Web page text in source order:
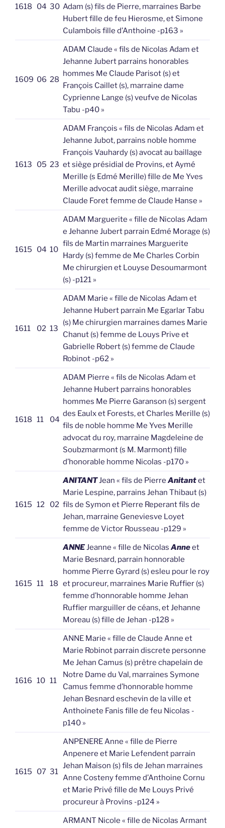
1618 04 30 Adam (s) fils de Pierre, marraines Barbe
Hubert fille de feu Hierosme, et Simone
Culambois fille d’Anthoine -p163 »
1609 06 28
ADAM Claude « fils de Nicolas Adam et
Jehanne Jubert parrains honorables
hommes Me Claude Parisot (s) et
François Caillet (s), marraine dame
Cyprienne Lange (s) veufve de Nicolas
Tabu -p40 »
1613 05 23
ADAM François « fils de Nicolas Adam et
Jehanne Jubot, parrains noble homme
François Vauhardy (s) avocat au baillage
et siège présidial de Provins, et Aymé
Merille (s Edmé Merille) fille de Me Yves
Merille advocat audit siège, marraine
Claude Foret femme de Claude Hanse »
1615 04 10
ADAM Marguerite « fille de Nicolas Adam
e Jehanne Jubert parrain Edmé Morage (s)
fils de Martin marraines Marguerite
Hardy (s) femme de Me Charles Corbin
Me chirurgien et Louyse Desoumarmont
(s) -p121 »
1611 02 13
ADAM Marie « fille de Nicolas Adam et
Jehanne Hubert parrain Me Egarlar Tabu
(s) Me chirurgien marraines dames Marie
Chanut (s) femme de Louys Prive et
Gabrielle Robert (s) femme de Claude
Robinot -p62 »
1618 11 04
ADAM Pierre « fils de Nicolas Adam et
Jehanne Hubert parrains honorables
hommes Me Pierre Garanson (s) sergent
des Eaulx et Forests, et Charles Merille (s)
fils de noble homme Me Yves Merille
advocat du roy, marraine Magdeleine de
Soubzmarmont (s M. Marmont) fille
d’honorable homme Nicolas -p170 »
1615 12 02
ANITANTJean « fils de Pierre Anitantet
Marie Lespine, parrains Jehan Thibaut (s)
fils de Symon et Pierre Reperant fils de
Jehan, marraine Geneviesve Loyet
femme de Victor Rousseau -p129 »
1615 11 18
ANNEJeanne « fille de Nicolas Anneet
Marie Besnard, parrain honnorable
homme Pierre Gyrard (s) esleu pour le roy
et procureur, marraines Marie Ruffier (s)
femme d’honnorable homme Jehan
Ruffier marguiller de céans, et Jehanne
Moreau (s) fille de Jehan -p128 »
1616 10 11
ANNE Marie « fille de Claude Anne et
Marie Robinot parrain discrete personne
Me Jehan Camus (s) prêtre chapelain de
Notre Dame du Val, marraines Symone
Camus femme d’honnorable homme
Jehan Besnard eschevin de la ville et
Anthoinete Fanis fille de feu Nicolas -
p140 »
1615 07 31
ANPENERE Anne « fille de Pierre
Anpenere et Marie Lefendent parrain
Jehan Maison (s) fils de Jehan marraines
Anne Costeny femme d’Anthoine Cornu
et Marie Privé fille de Me Louys Privé
procureur à Provins -p124 »
ARMANT Nicole « fille de Nicolas Armant